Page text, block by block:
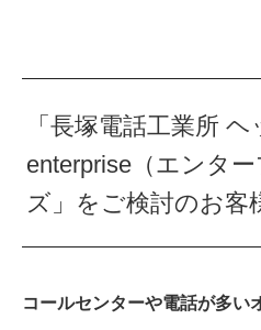
「長塚電話工業所
enterprise（エンタ
ズ」をご検討のお客
コールセンターや電話が多い